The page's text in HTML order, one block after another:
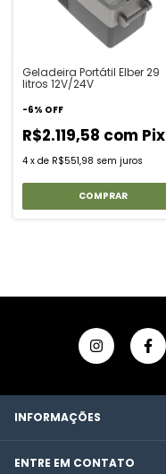
Geladeira Portátil Elber 29
litros 12V/24V
-6% OFF
R$2.119,58 com Pix
4 x de R$551,98 sem juros
INFORMAÇÕES
ENTRE EM CONTATO